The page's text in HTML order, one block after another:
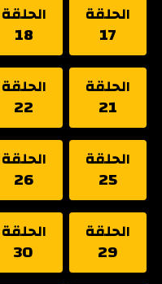
الحلقة
17
الحلقة
18
الحلقة
21
الحلقة
22
الحلقة
25
الحلقة
26
الحلقة
29
الحلقة
30